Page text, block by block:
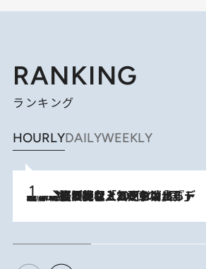
RANKING
ランキング
HOURLYDAILYWEEKLY
2026.8.5
【なぜ吉沢亮は「気配を消せる」のか？】興行収入208億の『国宝』を経て挑むミュージカル『ディア・エヴァン・ハンセン』。トップ俳優が舞台上でさらけ出した“孤独”とは